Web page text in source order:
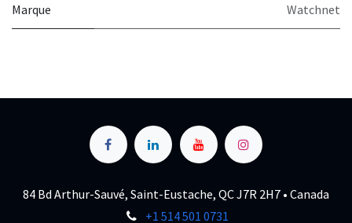
Marque Watchnet
84 Bd Arthur-Sauvé, Saint-Eustache, QC J7R 2H7 • Canada
+1 514 501 0731